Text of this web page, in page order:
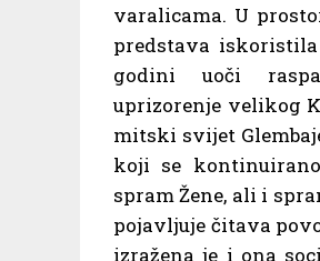
varalicama. U
predstava
godini uoči
uprizorenje velikog
mitski svijet
koji se
spram Žene, ali i
pojavljuje čitava
izražena je i ona